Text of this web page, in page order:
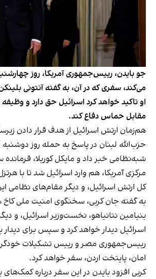
جو بایدن، رییس‌جمهوری آمریکا، روز
می‌کند، سفری که در آن، به گفته آنتونی
او تاکید خواهد کرد اسرائیل حق دارد و
مقابل حماس دفاع کند.
هم‌زمان ارتش اسرائیل از هدف قرار دادن
حزب‌الله لبنان در پاسخ به حمله روز دوشنبه
شبه‌نظامی خبر داد و مایکل کوریلا، فرمانده
مرکزی آمریکا، هم وارد اسرائیل شد تا با
کل ارتش اسرائیل، و دیگر مقام‌های نظامی
به گفته جان کربی، سخنگوی امنیت ملی کاخ
بنیامین نتانیاهو، نخست‌وزیر اسرائیل، و
اسرائیل دیدار خواهد کرد و سپس برای دیدار
رییس‌جمهوری مصر و رییس تشکیلات
امان، پایتخت اردن، سفر خواهد کرد.
کربی افزود بایدن در این سفر درباره